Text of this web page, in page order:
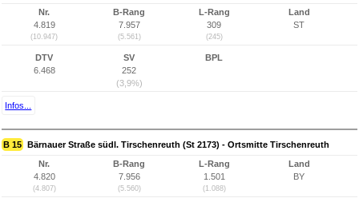
Nr.
4.819
(10.947)
B-Rang
7.957
(5.561)
L-Rang
309
(245)
Land
ST
DTV
6.468
SV
252
(3,9%)
BPL
Infos...
B 15 Bärnauer Straße südl. Tirschenreuth (St 2173) - Ortsmitte Tirschenreuth
Nr.
4.820
(4.807)
B-Rang
7.956
(5.560)
L-Rang
1.501
(1.088)
Land
BY